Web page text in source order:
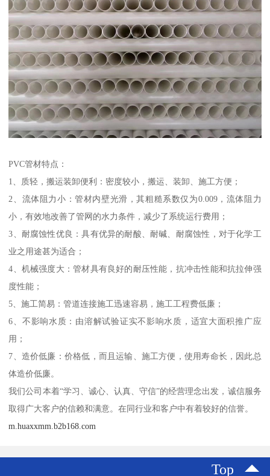
PVC管材特点：
1、质轻，搬运装卸便利：密度较小，搬运、装卸、施工方便；
2、流体阻力小：管材内壁光滑，其粗糙系数仅为0.009，流体阻力
小，有效地改善了管网的水力条件，减少了系统运行费用；
3、耐腐蚀性优良：具有优异的耐酸、耐碱、耐腐蚀性，对于化学工
业之用途甚为适合；
4、机械强度大：管材具有良好的耐压性能，抗冲击性能和抗拉伸强
度性能；
5、施工简易：管道连接施工迅速容易，施工工程费低廉；
6、不影响水质：由溶解试验证实不影响水质，适宜大面积推广应
用；
7、造价低廉：价格低，而且运输、施工方便，使用寿命长，因此总
体造价低廉。
我们公司本着“学习、诚心、认真、守信”的经营理念出发，诚信服务
取得广大客户的信赖和满意。在同行业和客户中有着较好的信誉。
m.huaxxmm.b2b168.com
Top